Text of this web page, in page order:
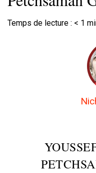
Temps de lecture : < 1